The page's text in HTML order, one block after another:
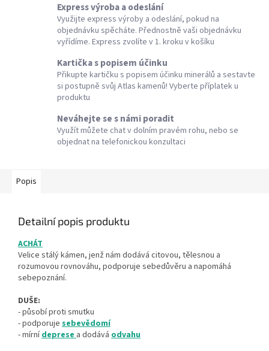
Express výroba a odeslání
Využijte express výroby a odeslání, pokud na
objednávku spěcháte. Přednostně vaši objednávku
vyřídíme. Express zvolíte v 1. kroku v košíku
Kartička s popisem účinku
Přikupte kartičku s popisem účinku minerálů a sestavte
si postupně svůj Atlas kamenů! Vyberte příplatek u
produktu
Neváhejte se s námi poradit
Využít můžete chat v dolním pravém rohu, nebo se
objednat na telefonickou konzultaci
Popis
Detailní popis produktu
ACHÁT
Velice stálý kámen, jenž nám dodává citovou, tělesnou a
rozumovou rovnováhu, podporuje sebedůvěru a napomáhá
sebepoznání.
DUŠE:
- působí proti smutku
- podporuje sebevědomí
- mírnídepresea dodává odvahu